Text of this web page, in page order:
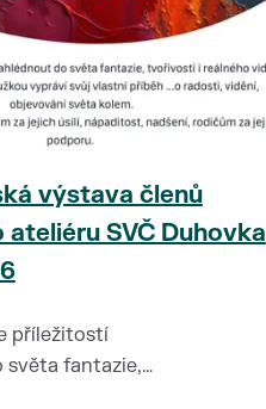
výstava členů
SVČ Duhovka
příležitostí
světa fantazie,